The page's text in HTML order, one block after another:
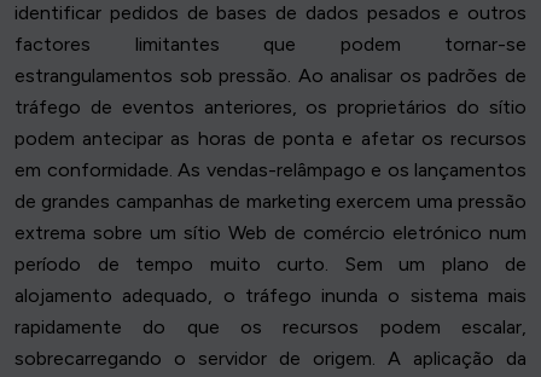
identificar pedidos de bases de dados pesados e outros
factores limitantes que podem tornar-se
estrangulamentos sob pressão. Ao analisar os padrões de
tráfego de eventos anteriores, os proprietários do sítio
podem antecipar as horas de ponta e afetar os recursos
em conformidade. As vendas-relâmpago e os lançamentos
de grandes campanhas de marketing exercem uma pressão
extrema sobre um sítio Web de comércio eletrónico num
período de tempo muito curto. Sem um plano de
alojamento adequado, o tráfego inunda o sistema mais
rapidamente do que os recursos podem escalar,
sobrecarregando o servidor de origem. A aplicação da